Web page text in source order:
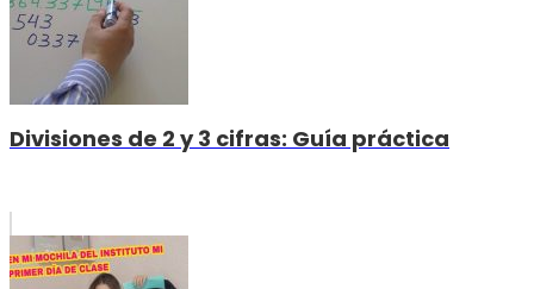
Divisiones de 2 y 3 cifras: Guía práctica